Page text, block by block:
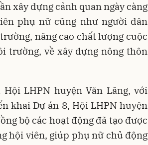
xây dựng cảnh quan ngày càng
phụ nữ cũng như người dân
nâng cao chất lượng cuộc
trường, về xây dựng nông thôn
LHPN huyện Văn Lãng, với
khai Dự án 8, Hội LHPN huyện
bộ các hoạt động đã tạo được
hội viên, giúp phụ nữ chủ động